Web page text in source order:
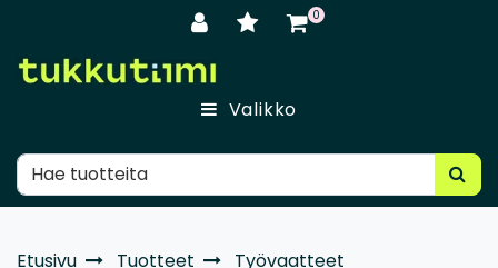
0
Valikko
Etusivu Tuotteet
Työvaatteet